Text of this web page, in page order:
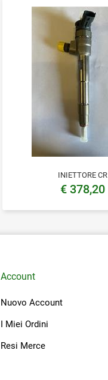
INIETTORE CR
€ 378,20
Account
Nuovo Account
I Miei Ordini
Resi Merce